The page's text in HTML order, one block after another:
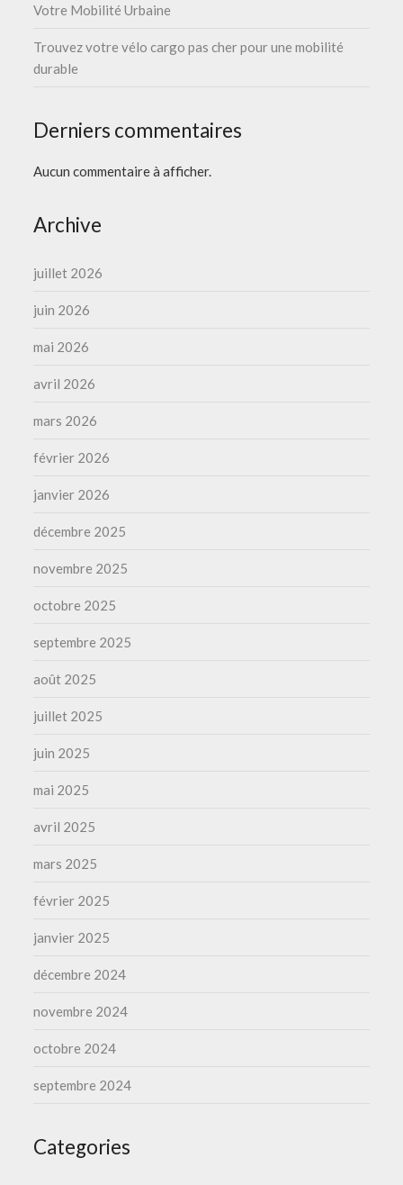
Votre Mobilité Urbaine
Trouvez votre vélo cargo pas cher pour une mobilité
durable
Derniers commentaires
Aucun commentaire à afficher.
Archive
juillet 2026
juin 2026
mai 2026
avril 2026
mars 2026
février 2026
janvier 2026
décembre 2025
novembre 2025
octobre 2025
septembre 2025
août 2025
juillet 2025
juin 2025
mai 2025
avril 2025
mars 2025
février 2025
janvier 2025
décembre 2024
novembre 2024
octobre 2024
septembre 2024
Categories